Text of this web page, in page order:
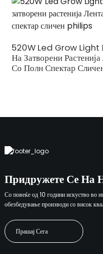
520W Led Grow Light
На Затворени
Со Полн Спектар
Придружете Се На
Со повеќе од 10 години искуство во
обезбедување производи со висок
Прашај Сега